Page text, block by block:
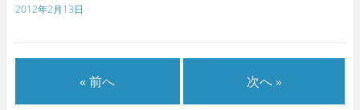
2012年2月13日
« 前へ 次へ »